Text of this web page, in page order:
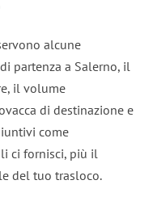
alcune
partenza a Salerno, il
il volume
di destinazione e
come
ci fornisci, più il
del tuo trasloco.